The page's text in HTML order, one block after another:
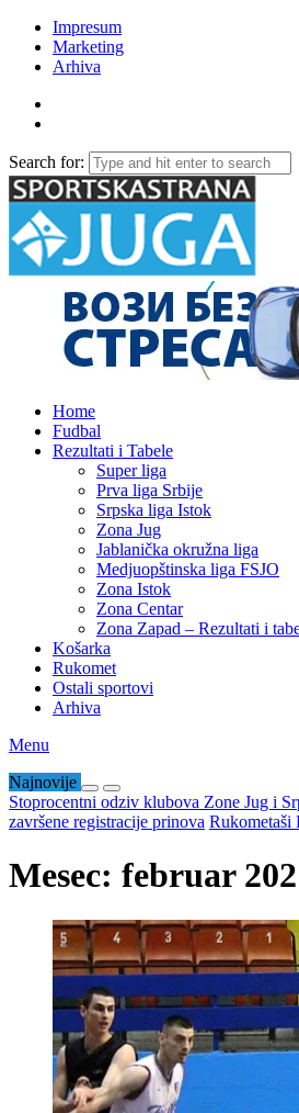
Impresum
Marketing
Arhiva
Search for:
Home
Fudbal
Rezultati i Tabele
Super liga
Prva liga Srbije
Srpska liga Istok
Zona Jug
Jablanička okružna liga
Medjuopštinska liga FSJO
Zona Istok
Zona Centar
Zona Zapad – Rezultati i
Košarka
Rukomet
Ostali sportovi
Arhiva
Menu
Najnovije
Stoprocentni odziv klubova Zone Jug i
završene registracije prinova Rukometaši
Mesec: februar